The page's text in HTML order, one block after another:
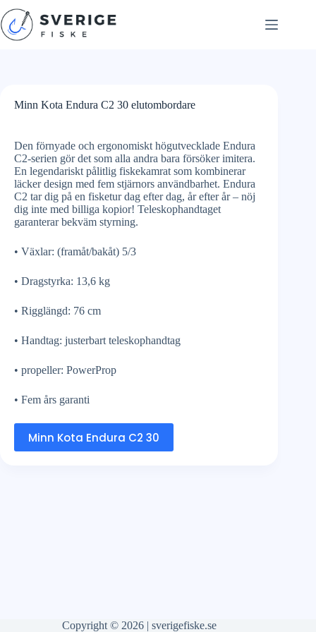
to
content
Minn Kota Endura C2 30 elutombordare
Den förnyade och ergonomiskt högutvecklade Endura
C2-serien gör det som alla andra bara försöker imitera.
En legendariskt pålitlig fiskekamrat som kombinerar
läcker design med fem stjärnors användbarhet. Endura
C2 tar dig på en fisketur dag efter dag, år efter år – nöj
dig inte med billiga kopior! Teleskophandtaget
garanterar bekväm styrning.
• Växlar: (framåt/bakåt) 5/3
• Dragstyrka: 13,6 kg
• Rigglängd: 76 cm
• Handtag: justerbart teleskophandtag
• propeller: PowerProp
• Fem års garanti
Minn Kota Endura C2 30
Copyright © 2026 | sverigefiske.se